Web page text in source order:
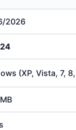
2026
(XP, Vista, 7, 8,